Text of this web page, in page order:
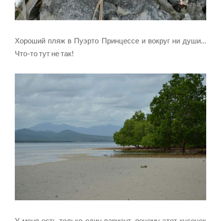
Хороший пляж в Пуэрто Принцессе и вокруг ни души…
Что-то тут не так!